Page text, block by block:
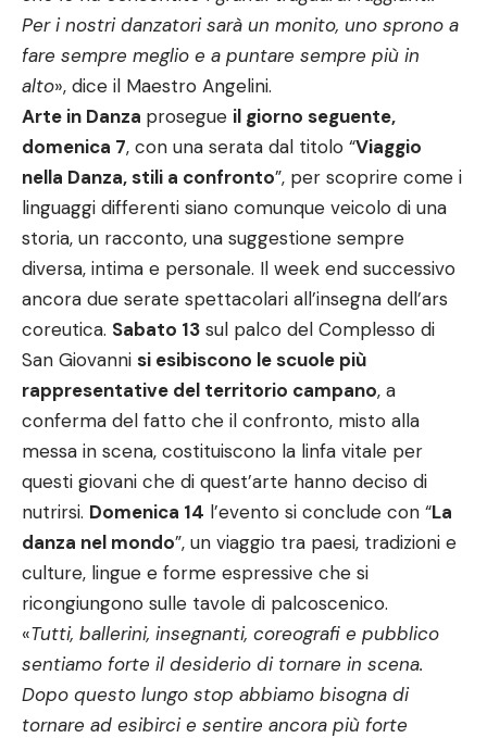
Per i nostri danzatori sarà un monito, uno sprono a
fare sempre meglio e a puntare sempre più in
alto», dice il Maestro Angelini.
Arte in Danza prosegue il giorno seguente,
domenica 7, con una serata dal titolo “Viaggio
nella Danza, stili a confronto”, per scoprire come i
linguaggi differenti siano comunque veicolo di una
storia, un racconto, una suggestione sempre
diversa, intima e personale. Il week end successivo
ancora due serate spettacolari all’insegna dell’ars
coreutica. Sabato 13 sul palco del Complesso di
San Giovanni si esibiscono le scuole più
rappresentative del territorio campano, a
conferma del fatto che il confronto, misto alla
messa in scena, costituiscono la linfa vitale per
questi giovani che di quest’arte hanno deciso di
nutrirsi. Domenica 14 l’evento si conclude con “La
danza nel mondo”, un viaggio tra paesi, tradizioni e
culture, lingue e forme espressive che si
ricongiungono sulle tavole di palcoscenico.
«Tutti, ballerini, insegnanti, coreografi e pubblico
sentiamo forte il desiderio di tornare in scena.
Dopo questo lungo stop abbiamo bisogna di
tornare ad esibirci e sentire ancora più forte